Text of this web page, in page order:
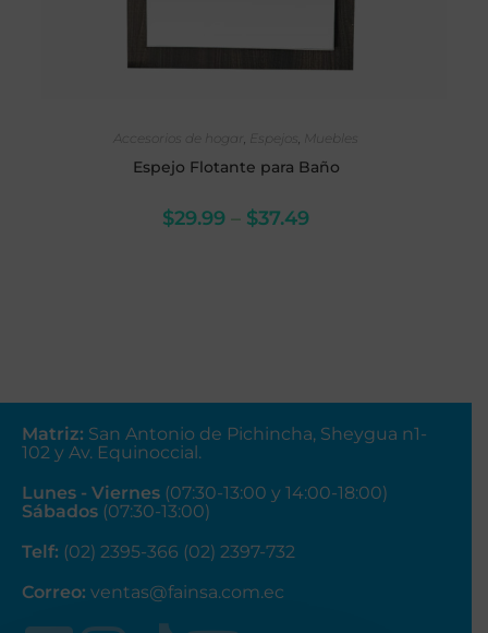
Accesorios de hogar , Espejos , Muebles
Espejo Flotante para Baño
$29.99 – $37.49
Matriz: San Antonio de Pichincha, Sheygua n1-
102 y Av. Equinoccial.
Lunes - Viernes (07:30-13:00 y 14:00-18:00)
Sábados (07:30-13:00)
Telf: (02) 2395-366 (02) 2397-732
Correo: ventas@fainsa.com.ec